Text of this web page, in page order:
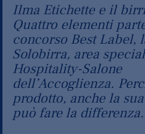
Ilma Etichette e il
Quattro elementi
concorso Best Label,
Solobirra, area
Hospitality-Salone
dell’Accoglienza.
prodotto, anche la
può fare la differenza.